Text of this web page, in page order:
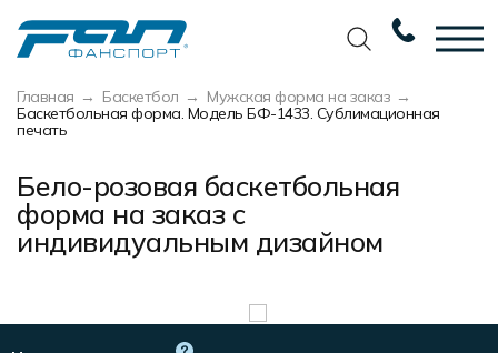
Главная Баскетбол
Мужская форма на заказ
Баскетбольная форма. Модель БФ-1433. Сублимационная
печать
Бело-розовая баскетбольная
форма на заказ с
индивидуальным дизайном
Вернуться назад
Баскетбол
Волейбол
Беговая форма
Вернуться назад
Наши награды
Сертификаты
Галерея работ
Вернуться назад
Услуги по пошиву
Экипировка
Вернуться назад
Требования к макету
Технологии печати
Виды тканей